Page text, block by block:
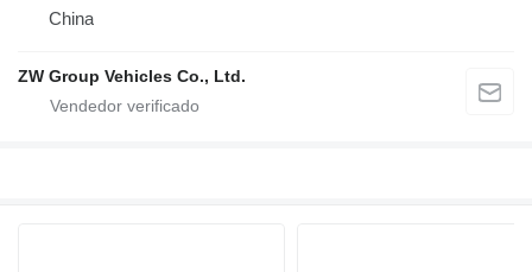
China
ZW Group Vehicles Co., Ltd.